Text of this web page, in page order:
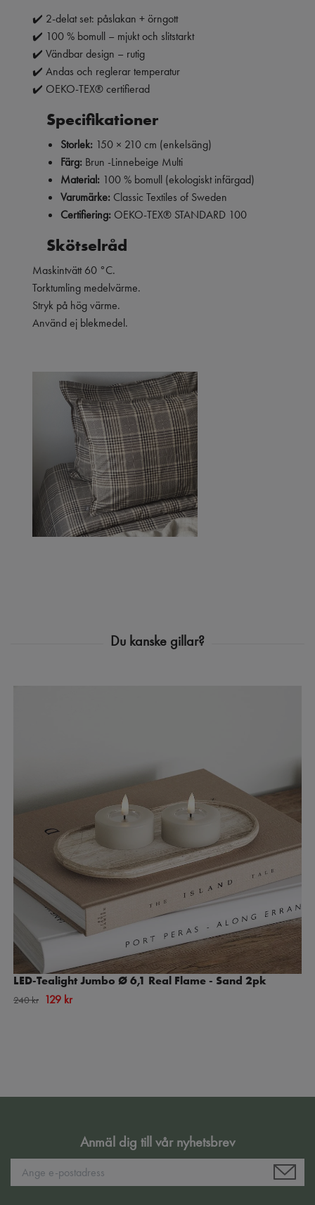
✔️ 2-delat set: påslakan + örngott
✔️ 100 % bomull – mjukt och slitstarkt
✔️ Vändbar design – rutig
✔️ Andas och reglerar temperatur
✔️ OEKO-TEX® certifierad
Specifikationer
Storlek: 150 × 210 cm (enkelsäng)
Färg: Brun -Linnebeige Multi
Material: 100 % bomull (ekologiskt infärgad)
Varumärke: Classic Textiles of Sweden
Certifiering: OEKO-TEX® STANDARD 100
Skötselråd
Maskintvätt 60 °C.
Torktumling medelvärme.
Stryk på hög värme.
Använd ej blekmedel.
LED-Tealight Jumbo Ø 6,1 Real Flame - Sand 2pk
240 kr 129 kr
Anmäl dig till vår nyhetsbrev